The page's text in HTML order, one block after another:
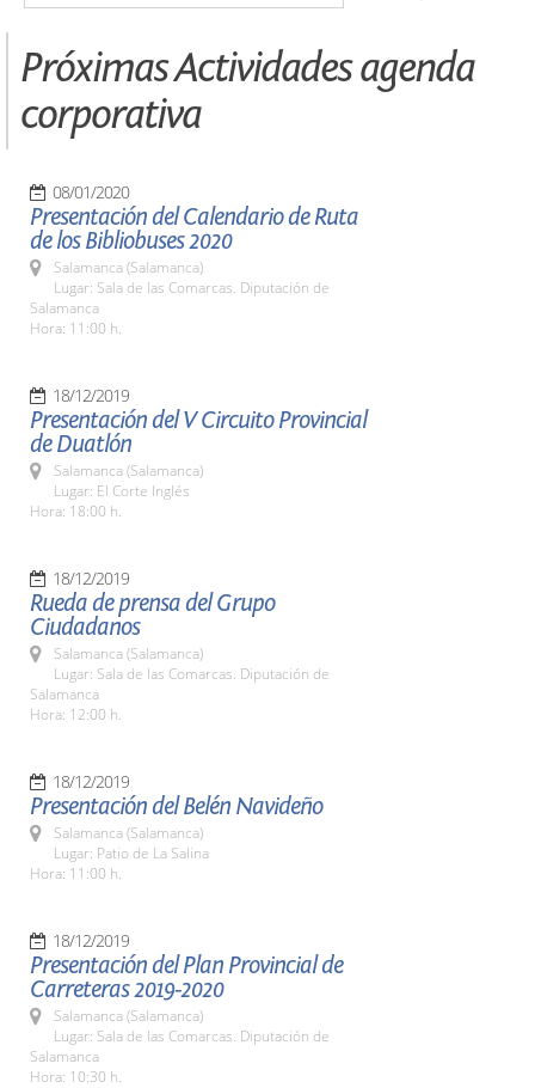
Próximas Actividades agenda
corporativa
08/01/2020
Presentación del Calendario de Ruta
de los Bibliobuses 2020
Salamanca (Salamanca)
Lugar: Sala de las Comarcas. Diputación de
Salamanca
Hora: 11:00 h.
18/12/2019
Presentación del V Circuito Provincial
de Duatlón
Salamanca (Salamanca)
Lugar: El Corte Inglés
Hora: 18:00 h.
18/12/2019
Rueda de prensa del Grupo
Ciudadanos
Salamanca (Salamanca)
Lugar: Sala de las Comarcas. Diputación de
Salamanca
Hora: 12:00 h.
18/12/2019
Presentación del Belén Navideño
Salamanca (Salamanca)
Lugar: Patio de La Salina
Hora: 11:00 h.
18/12/2019
Presentación del Plan Provincial de
Carreteras 2019-2020
Salamanca (Salamanca)
Lugar: Sala de las Comarcas. Diputación de
Salamanca
Hora: 10:30 h.